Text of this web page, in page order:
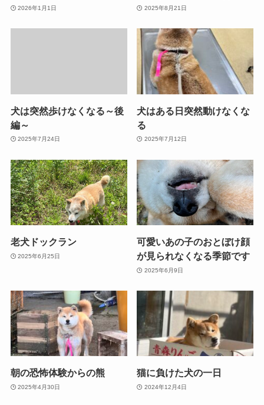
2026年1月1日 2025年8月21日
犬は突然歩けなくなる～後
編～
2025年7月24日
犬はある日突然動けなくな
る
2025年7月12日
老犬ドックラン
2025年6月25日
可愛いあの子のおとぼけ顔
が見られなくなる季節です
2025年6月9日
朝の恐怖体験からの熊
2025年4月30日
猫に負けた犬の一日
2024年12月4日